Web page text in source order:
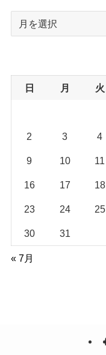
ブ
日 月 火
2 3 4
9 10 11
16 17 18
23 24 25
30 31
« 7月